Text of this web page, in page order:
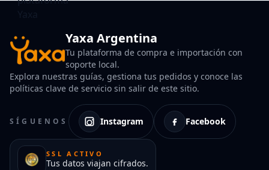
Yaxa Argentina
Tu plataforma de compra e importación con
soporte local.
Explora nuestras guías, gestiona tus pedidos y conoce las
políticas clave de servicio sin salir de este sitio.
SÍGUENOS Instagram Facebook
SSL ACTIVO
Tus datos viajan cifrados.